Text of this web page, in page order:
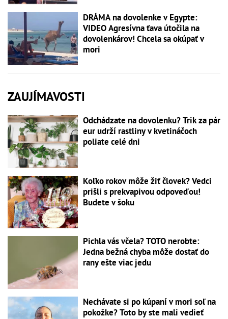
DRÁMA na dovolenke v Egypte:
VIDEO Agresívna ťava útočila na
dovolenkárov! Chcela sa okúpať v
mori
ZAUJÍMAVOSTI
Odchádzate na dovolenku? Trik za pár
eur udrží rastliny v kvetináčoch
poliate celé dni
Koľko rokov môže žiť človek? Vedci
prišli s prekvapivou odpoveďou!
Budete v šoku
Pichla vás včela? TOTO nerobte:
Jedna bežná chyba môže dostať do
rany ešte viac jedu
Nechávate si po kúpaní v mori soľ na
pokožke? Toto by ste mali vedieť